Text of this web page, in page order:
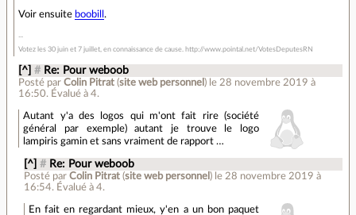
Voir ensuite boobill .
Votez les 30 juin et 7 juillet, en connaissance de cause. http://www.pointal.net/VotesDeputesRN
[^] # Re: Pour weboob
Posté parColin Pitrat (site web personnel ) le 28 novembre 2019 à
16:50. Évalué à4.
Autant y'a des logos qui m'ont fait rire (société
général par exemple) autant je trouve le logo
lampiris gamin et sans vraiment de rapport …
[^] # Re: Pour weboob
Posté par Colin Pitrat(site web personnel ) le 28 novembre 2019 à
16:54. Évalué à 4.
En fait en regardant mieux, y'en a un bon paquet